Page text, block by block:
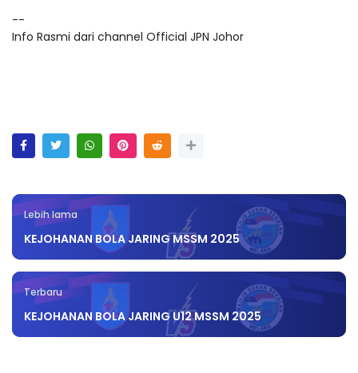
--
Info Rasmi dari channel Official JPN Johor
Lebih lama
KEJOHANAN BOLA JARING MSSM 2025
Terbaru
KEJOHANAN BOLA JARING U12 MSSM 2025